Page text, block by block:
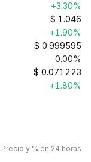
+3.30%
$ 1.046
+1.90%
$ 0.999595
0.00%
$ 0.071223
+1.80%
Precio y % en 24 horas